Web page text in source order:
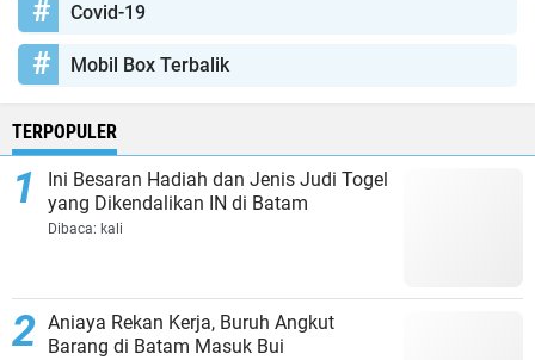
Covid-19
Mobil Box Terbalik
TERPOPULER
Ini Besaran Hadiah dan Jenis Judi Togel
yang Dikendalikan IN di Batam
Dibaca: kali
Aniaya Rekan Kerja, Buruh Angkut
Barang di Batam Masuk Bui